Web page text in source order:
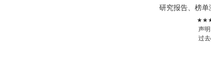
研究报告、榜
声
过